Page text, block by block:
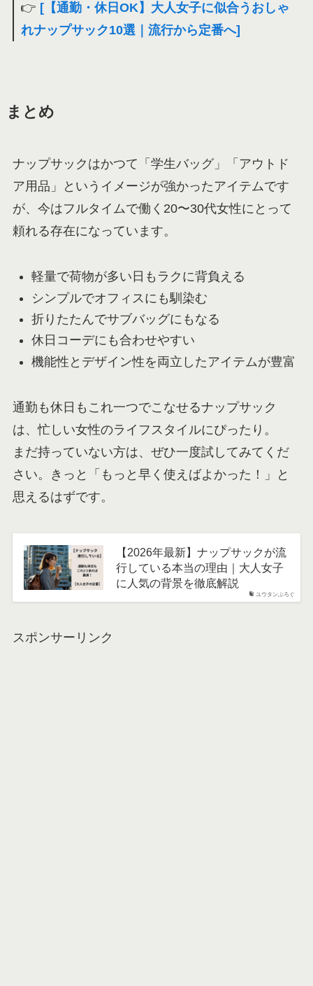
👉 [【通勤・休日OK】大人女子に似合うおしゃ
れナップサック10選｜流行から定番へ]
まとめ
ナップサックはかつて「学生バッグ」「アウトド
ア用品」というイメージが強かったアイテムです
が、今はフルタイムで働く20〜30代女性にとって
頼れる存在になっています。
軽量で荷物が多い日もラクに背負える
シンプルでオフィスにも馴染む
折りたたんでサブバッグにもなる
休日コーデにも合わせやすい
機能性とデザイン性を両立したアイテムが豊富
通勤も休日もこれ一つでこなせるナップサック
は、忙しい女性のライフスタイルにぴったり。
まだ持っていない方は、ぜひ一度試してみてくだ
さい。きっと「もっと早く使えばよかった！」と
思えるはずです。
ユウタンぶろぐ
【2026年最新】ナップサックが流
行している本当の理由｜大人女子
に人気の背景を徹底解説
スポンサーリンク